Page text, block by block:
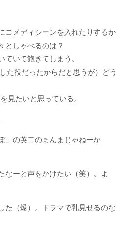
コメディシーンを入れたりするか
としゃべるのは？
いて飽きてしまう。
た役だったからだと思うが）どう
見たいと思っている。
」の英二のまんまじゃねーか
なーと声をかけたい（笑）。よ
た（爆）。ドラマで乳見せるのな